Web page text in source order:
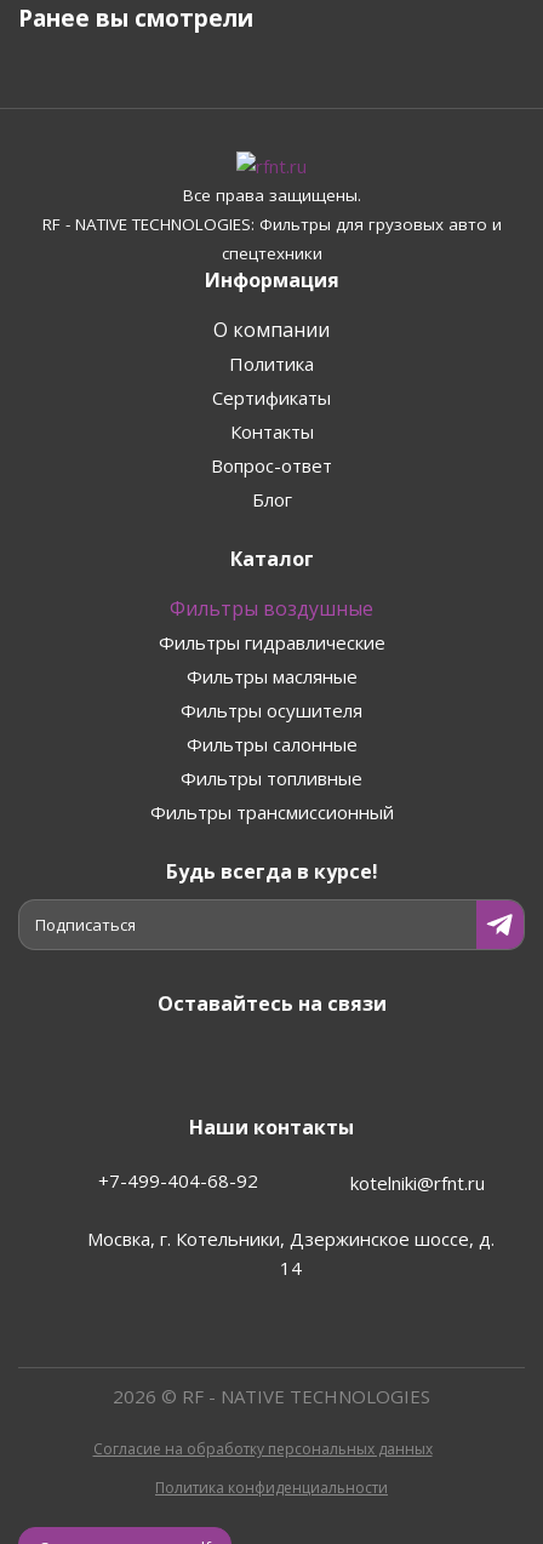
Ранее вы смотрели
Все права защищены.
RF - NATIVE TECHNOLOGIES: Фильтры для грузовых авто и
спецтехники
Информация
О компании
Политика
Сертификаты
Контакты
Вопрос-ответ
Блог
Каталог
Фильтры воздушные
Фильтры гидравлические
Фильтры масляные
Фильтры осушителя
Фильтры салонные
Фильтры топливные
Фильтры трансмиссионный
Будь всегда в курсе!
Подписаться
Оставайтесь на связи
Наши контакты
+7-499-404-68-92 kotelniki@rfnt.ru
Мосвка, г. Котельники, Дзержинское шоссе, д.
14
2026 © RF - NATIVE TECHNOLOGIES
Согласие на обработку персональных данных
Политика конфиденциальности